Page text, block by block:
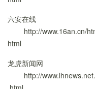
六安在线
http://www.16an.cn/
html
龙虎新闻网
http://